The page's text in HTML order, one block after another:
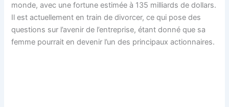
monde, avec une fortune estimée à 135 milliards de dollars.
Il est actuellement en train de divorcer, ce qui pose des
questions sur l’avenir de l’entreprise, étant donné que sa
femme pourrait en devenir l’un des principaux actionnaires.